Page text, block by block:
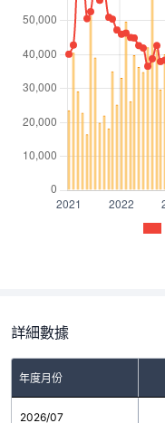
詳細數據
年度月份
2026/07